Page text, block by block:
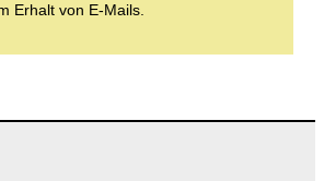
Erhalt von E-Mails.